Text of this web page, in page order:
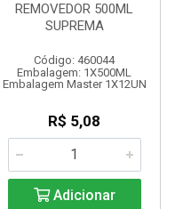
REMOVEDOR 500ML
SUPREMA
Código: 460044
Embalagem: 1X500ML
Embalagem Master 1X12UN
R$ 5,08
Adicionar